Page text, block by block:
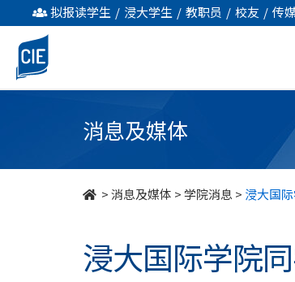
浸
大
国
拟报读学生 / 浸大学生 / 教职员 / 校友 / 传媒
消息及媒体
>消息及媒体 >学院消息 > 浸大国
浸大国际学院